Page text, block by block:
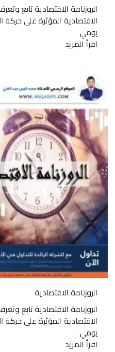
الروزنامة الاقتصادية تابع
الاقتصادية المؤثرة على
يومي
اقرأ المزيد
الروزنامة الاقتصادية
الروزنامة الاقتصادية تابع
الاقتصادية المؤثرة على
يومي
اقرأ المزيد